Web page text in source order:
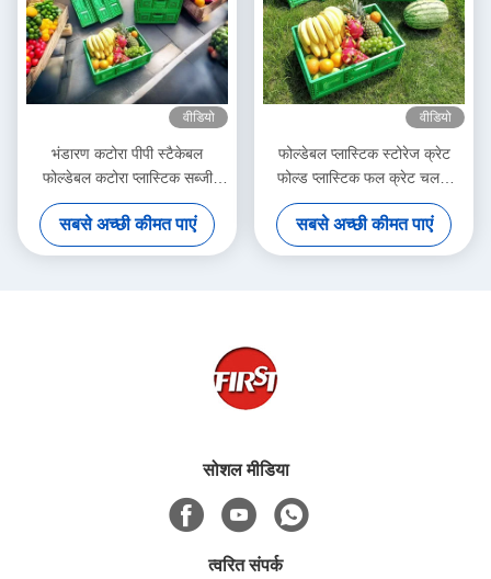
वीडियो
भंडारण कटोरा पीपी स्टैकेबल
फोल्डेबल कटोरा प्लास्टिक सब्जी
टोकरी बड़े
सबसे अच्छी कीमत पाएं
वीडियो
फोल्डेबल प्लास्टिक स्टोरेज क्रेट
फोल्ड प्लास्टिक फल क्रेट चलती
बॉक्स 600x400x220 मिमी
सबसे अच्छी कीमत पाएं
सोशल मीडिया
त्वरित संपर्क